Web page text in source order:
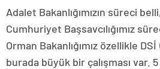
Adalet Bakanlığımızın süreci
Cumhuriyet Başsavcılığımız
Orman Bakanlığımız özellikle
burada büyük bir çalışması var.